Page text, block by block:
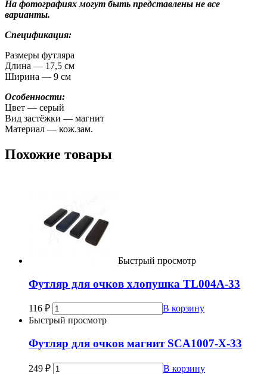
На фотографиях могут быть представлены не все
варианты.
Спецификация:
Размеры футляра
Длина — 17,5 см
Ширина — 9 см
Особенности:
Цвет — серый
Вид застёжки — магнит
Материал — кож.зам.
Похожие товары
Быстрый просмотр
Футляр для очков хлопушка TL004A-33
116 ₽
В корзину
Быстрый просмотр
Футляр для очков магнит SCA1007-X-33
249 ₽
В корзину